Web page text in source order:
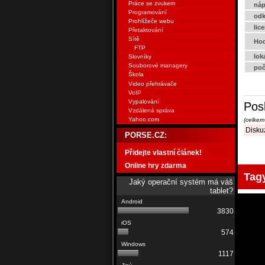
Práce se zvukem
Programování
Prohlížeče webu
Přetaktování
Sítě
FTP
Slovníky
Souborové managery
Škola
Video přehrávače
VoIP
Vypalování
Vzdálená správa
Yahoo.com
PORSE.CZ:
Přidejte vlastní článek!
Online hry zdarma
Jaký operační systém má váš
tablet?
3830
574
1117